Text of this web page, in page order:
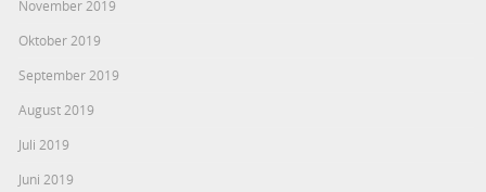
November 2019
Oktober 2019
September 2019
August 2019
Juli 2019
Juni 2019